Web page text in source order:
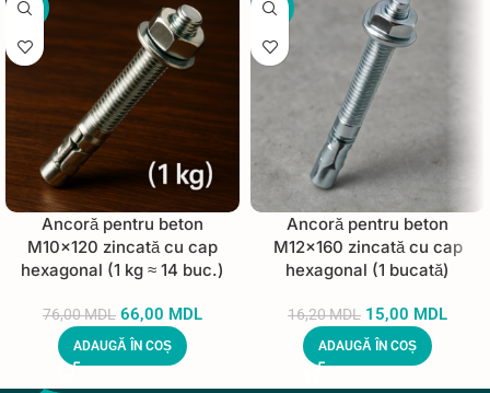
-13%
Ancoră pentru beton
M10×120 zincată cu cap
hexagonal (1 kg ≈ 14 buc.)
76,00MDL 66,00 MDL
ADAUGĂ ÎN COȘ
-7%
Ancoră pentru beton
M12×160 zincată cu cap
hexagonal (1 bucată)
16,20MDL 15,00 MDL
ADAUGĂ ÎN COȘ